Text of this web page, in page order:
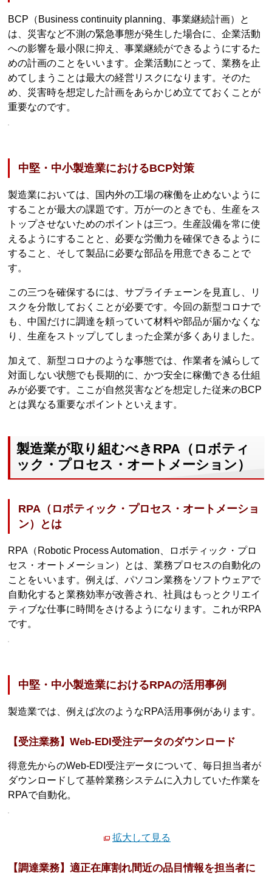
BCP（Business continuity planning、事業継続計画）と
は、災害など不測の緊急事態が発生した場合に、企業活動
への影響を最小限に抑え、事業継続ができるようにするた
めの計画のことをいいます。企業活動にとって、業務を止
めてしまうことは最大の経営リスクになります。そのた
め、災害時を想定した計画をあらかじめ立てておくことが
重要なのです。
中堅・中小製造業におけるBCP対策
製造業においては、国内外の工場の稼働を止めないように
することが最大の課題です。万が一のときでも、生産をス
トップさせないためのポイントは三つ。生産設備を常に使
えるようにすることと、必要な労働力を確保できるように
すること、そして製品に必要な部品を用意できることで
す。
この三つを確保するには、サプライチェーンを見直し、リ
スクを分散しておくことが必要です。今回の新型コロナで
も、中国だけに調達を頼っていて材料や部品が届かなくな
り、生産をストップしてしまった企業が多くありました。
加えて、新型コロナのような事態では、作業者を減らして
対面しない状態でも長期的に、かつ安全に稼働できる仕組
みが必要です。ここが自然災害などを想定した従来のBCP
とは異なる重要なポイントといえます。
製造業が取り組むべきRPA（ロボティ
ック・プロセス・オートメーション）
RPA（ロボティック・プロセス・オートメーショ
ン）とは
RPA（Robotic Process Automation、ロボティック・プロ
セス・オートメーション）とは、業務プロセスの自動化の
ことをいいます。例えば、パソコン業務をソフトウェアで
自動化すると業務効率が改善され、社員はもっとクリエイ
ティブな仕事に時間をさけるようになります。これがRPA
です。
中堅・中小製造業におけるRPAの活用事例
製造業では、例えば次のようなRPA活用事例があります。
【受注業務】Web-EDI受注データのダウンロード
得意先からのWeb-EDI受注データについて、毎日担当者が
ダウンロードして基幹業務システムに入力していた作業を
RPAで自動化。
拡大して見る
【調達業務】適正在庫割れ間近の品目情報を担当者に